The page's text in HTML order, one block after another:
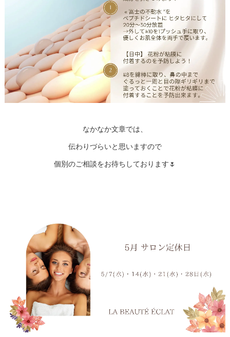
なかなか文章では、
伝わりづらいと思いますので
個別のご相談をお待ちしております🌷